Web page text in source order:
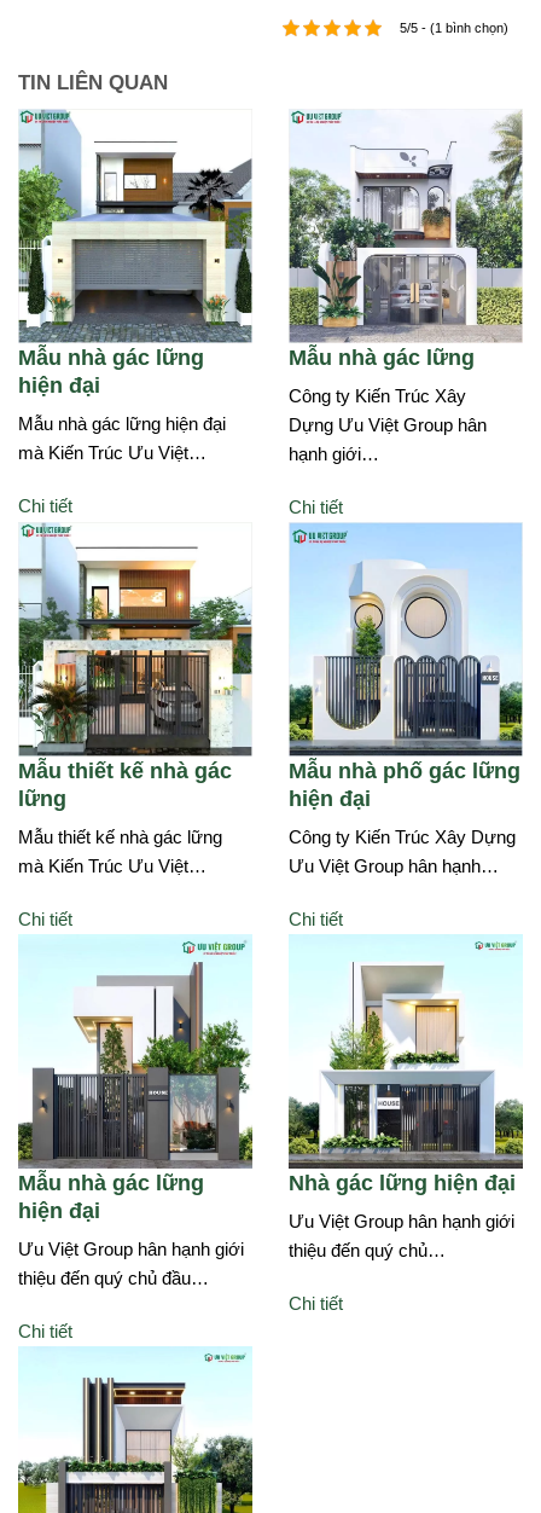
5/5 - (1 bình chọn)
TIN LIÊN QUAN
Mẫu nhà gác lững
hiện đại
Mẫu nhà gác lững hiện đại
mà Kiến Trúc Ưu Việt…
Chi tiết
Mẫu nhà gác lững
Công ty Kiến Trúc Xây
Dựng Ưu Việt Group hân
hạnh giới…
Chi tiết
Mẫu thiết kế nhà gác
lững
Mẫu thiết kế nhà gác lững
mà Kiến Trúc Ưu Việt…
Chi tiết
Mẫu nhà phố gác lững
hiện đại
Công ty Kiến Trúc Xây Dựng
Ưu Việt Group hân hạnh…
Chi tiết
Mẫu nhà gác lững
hiện đại
Ưu Việt Group hân hạnh giới
thiệu đến quý chủ đầu…
Chi tiết
Nhà gác lững hiện đại
Ưu Việt Group hân hạnh giới
thiệu đến quý chủ…
Chi tiết